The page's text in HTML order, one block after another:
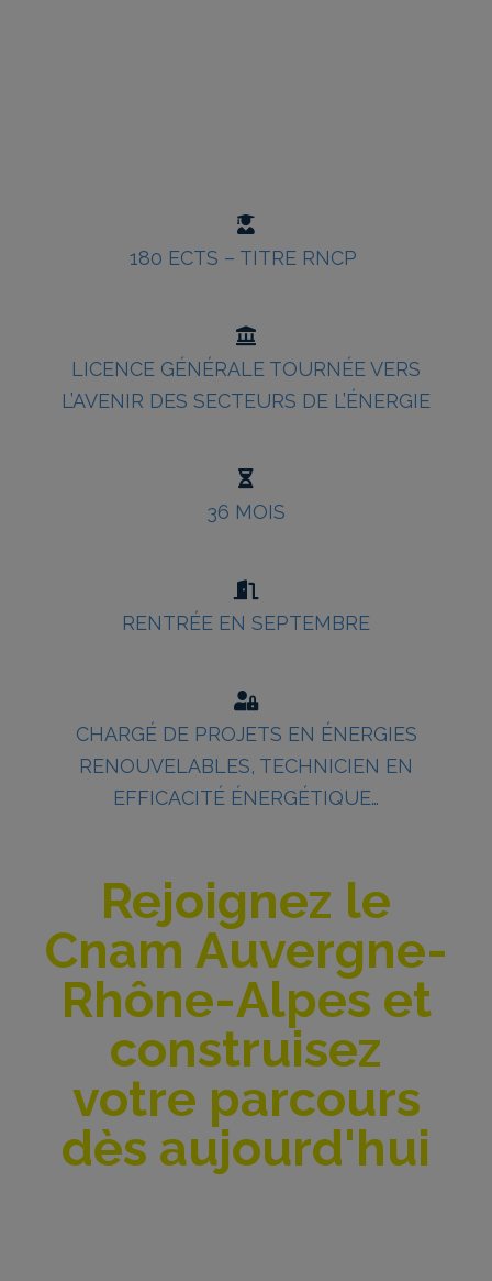
180 ECTS – TITRE RNCP
LICENCE GÉNÉRALE TOURNÉE VERS
L’AVENIR DES SECTEURS DE L’ÉNERGIE
36 MOIS
RENTRÉE EN SEPTEMBRE
CHARGÉ DE PROJETS EN ÉNERGIES
RENOUVELABLES, TECHNICIEN EN
EFFICACITÉ ÉNERGÉTIQUE…
Rejoignez le
Cnam Auvergne-
Rhône-Alpes et
construisez
votre parcours
dès aujourd'hui